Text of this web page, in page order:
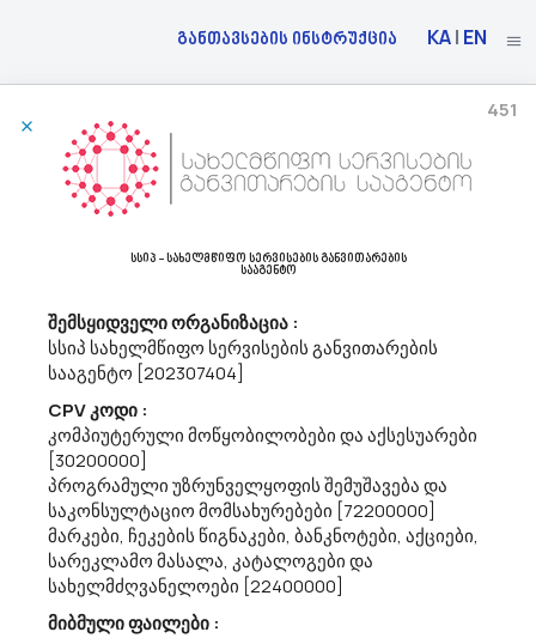
განთავსების ინსტრუქცია KA| EN
Შპს Ბათუმის Ავტოტრანსპორტი Აცხადებს Ბაზრის Კვლევას
34300000 - ნაწილები და აქსესუარები სატრანსპორტო საშუალებებისა და
19/06/2024
ღირებულების დადგენის მიზნით (წინადადების საერთო და
ერთეულის ღირებულების წარმოდგენა დასაშვებია ლარში (დღგ-
ს ჩათვლით)) ატარებს ბაზრის კვლევას, სატრანსპორტო
Ა(ა)იპ Ქუთაისის Ი. Ჭავჭავაძის Სახელობის Საჯარო Ბიბლიოთეკა Აცხადებს Ბაზრის
Კვლევას
22100000 - ნაბეჭდი წიგნები, ბროშურები და საინფორმაციო ფურცლები.
19/06/2024
სსიპ - სახელმწიფო სერვისების განვითარების
სააგენტო
შემსყიდველი ორგანიზაცია :
სსიპ სახელმწიფო სერვისების განვითარების
სააგენტო [202307404]
CPV კოდი :
კომპიუტერული მოწყობილობები და აქსესუარები
[30200000]
პროგრამული უზრუნველყოფის შემუშავება და
საკონსულტაციო მომსახურებები [72200000]
მარკები, ჩეკების წიგნაკები, ბანკნოტები, აქციები,
სარეკლამო მასალა, კატალოგები და
სახელმძღვანელოები [22400000]
მიბმული ფაილები :
451